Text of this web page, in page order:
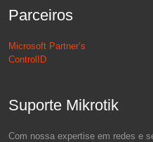
Parceiros
Microsoft Partner’s
ControlID
Suporte Mikrotik
Com nossa expertise em redes e